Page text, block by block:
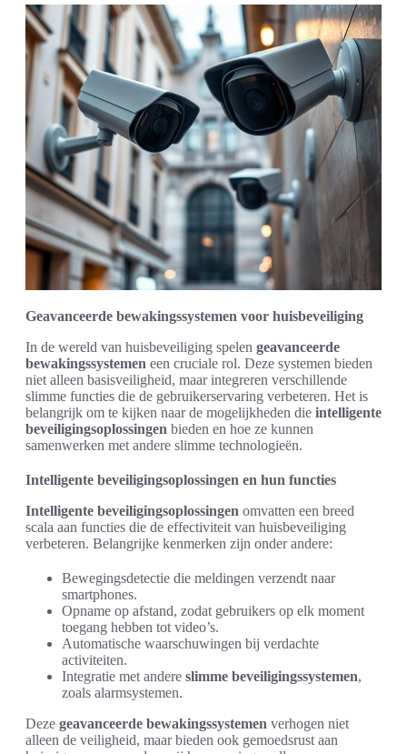
Geavanceerde bewakingssystemen voor huisbeveiliging
In de wereld van huisbeveiliging spelen geavanceerde
bewakingssystemen een cruciale rol. Deze systemen bieden
niet alleen basisveiligheid, maar integreren verschillende
slimme functies die de gebruikerservaring verbeteren. Het is
belangrijk om te kijken naar de mogelijkheden die intelligente
beveiligingsoplossingen bieden en hoe ze kunnen
samenwerken met andere slimme technologieën.
Intelligente beveiligingsoplossingen en hun functies
Intelligente beveiligingsoplossingen omvatten een breed
scala aan functies die de effectiviteit van huisbeveiliging
verbeteren. Belangrijke kenmerken zijn onder andere:
Bewegingsdetectie die meldingen verzendt naar
smartphones.
Opname op afstand, zodat gebruikers op elk moment
toegang hebben tot video’s.
Automatische waarschuwingen bij verdachte
activiteiten.
Integratie met andere slimme beveiligingssystemen,
zoals alarmsystemen.
Deze geavanceerde bewakingssystemen verhogen niet
alleen de veiligheid, maar bieden ook gemoedsrust aan